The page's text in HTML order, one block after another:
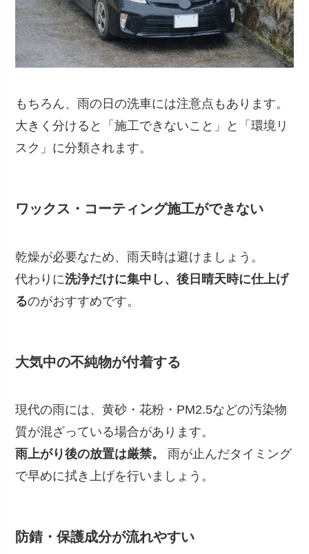
もちろん、雨の日の洗車には注意点もあります。
大きく分けると「施工できないこと」と「環境リ
スク」に分類されます。
ワックス・コーティング施工ができない
乾燥が必要なため、雨天時は避けましょう。
代わりに洗浄だけに集中し、後日晴天時に仕上げ
るのがおすすめです。
大気中の不純物が付着する
現代の雨には、黄砂・花粉・PM2.5などの汚染物
質が混ざっている場合があります。
雨上がり後の放置は厳禁。
雨が止んだタイミング
で早めに拭き上げを行いましょう。
防錆・保護成分が流れやすい